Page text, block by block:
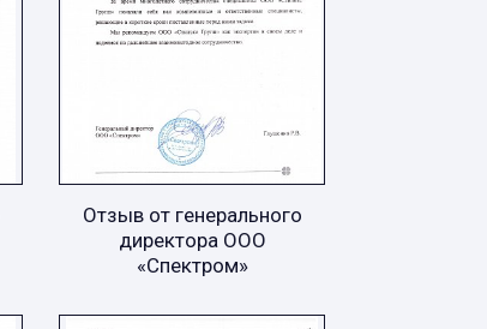
Отзыв от генерального
директора ООО
«Спектром»